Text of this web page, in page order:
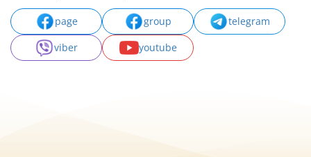
page group
telegram
viber
youtube